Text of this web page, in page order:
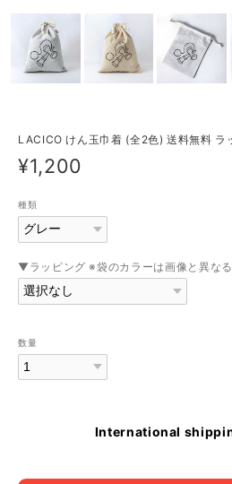
LACICO けん玉巾着 (全2色) 送料無料 ラ
¥1,200
種類
▼ラッピング ※袋のカラーは画像と異な
数量
International